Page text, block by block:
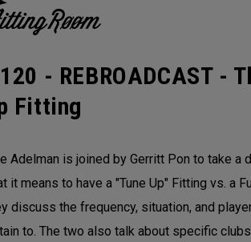
- REBROADCAST -
Fitting
Adelman is joined by Gerritt Pon to take a
it means to have a "Tune Up" Fitting vs. a
discuss the frequency, situation, and
to. The two also talk about specific